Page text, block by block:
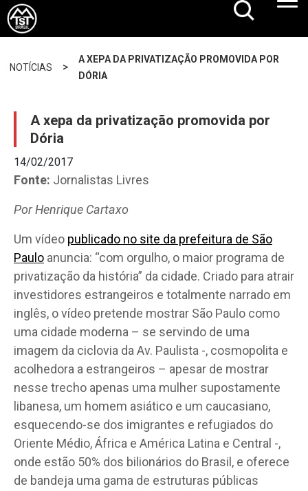
NOTÍCIAS >
A XEPA DA PRIVATIZAÇÃO PROMOVIDA POR
DÓRIA
A xepa da privatização promovida por
Dória
14/02/2017
Fonte: Jornalistas Livres
Por Henrique Cartaxo
Um vídeo publicado no site da prefeitura de São
Paulo anuncia: “com orgulho, o maior programa de
privatização da história” da cidade. Criado para atrair
investidores estrangeiros e totalmente narrado em
inglês, o vídeo pretende mostrar São Paulo como
uma cidade moderna – se servindo de uma
imagem da ciclovia da Av. Paulista -, cosmopolita e
acolhedora a estrangeiros – apesar de mostrar
nesse trecho apenas uma mulher supostamente
libanesa, um homem asiático e um caucasiano,
esquecendo-se dos imigrantes e refugiados do
Oriente Médio, África e América Latina e Central -,
onde estão 50% dos bilionários do Brasil, e oferece
de bandeja uma gama de estruturas públicas